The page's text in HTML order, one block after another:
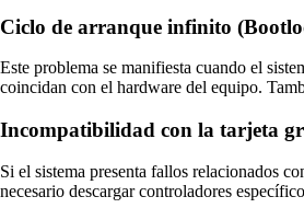
Ciclo de arranque infinito
Este problema se manifiesta cuando el
coincidan con el hardware del equipo.
Incompatibilidad con la tarjeta
Si el sistema presenta fallos relacionados
necesario descargar controladores